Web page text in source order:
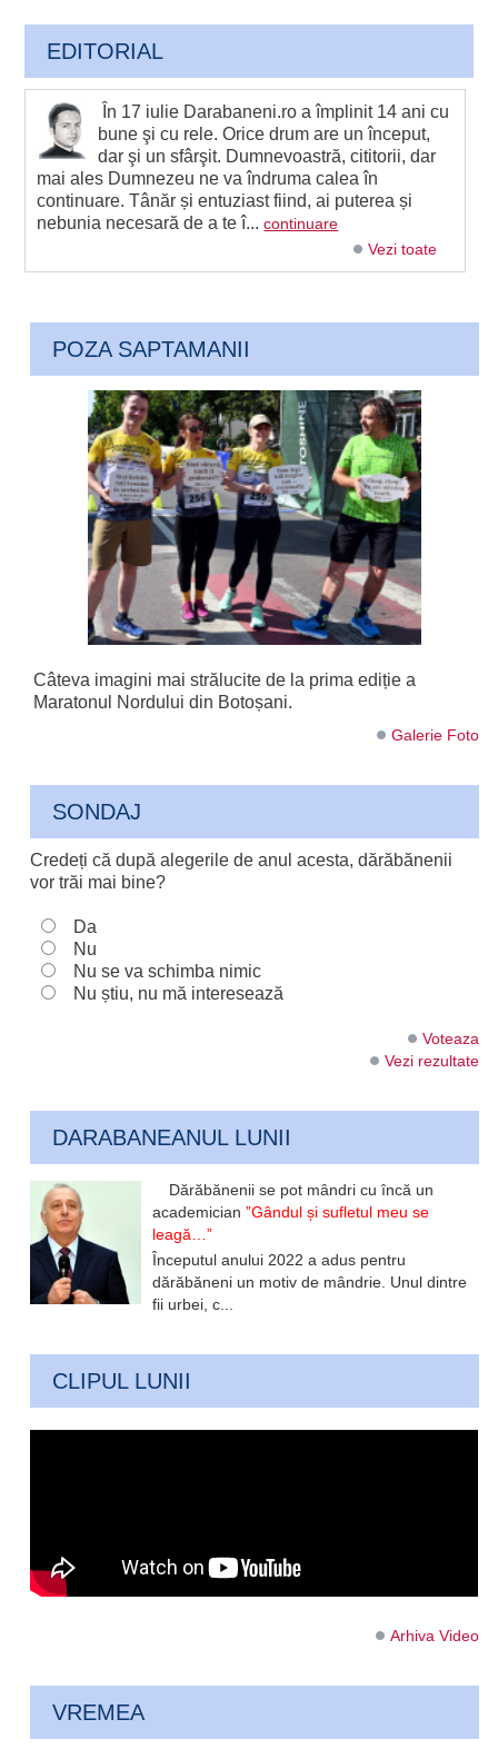
EDITORIAL
În 17 iulie Darabaneni.ro a împlinit 14 ani cu
bune şi cu rele. Orice drum are un început,
dar şi un sfârşit. Dumnevoastră, cititorii, dar
mai ales Dumnezeu ne va îndruma calea în
continuare. Tânăr și entuziast fiind, ai puterea și
nebunia necesară de a te î...continuare
Vezi toate
POZA SAPTAMANII
Câteva imagini mai strălucite de la prima ediție a
Maratonul Nordului din Botoșani.
Galerie Foto
SONDAJ
Credeți că după alegerile de anul acesta, dărăbănenii
vor trăi mai bine?
Da
Nu
Nu se va schimba nimic
Nu știu, nu mă interesează
Voteaza
Vezi rezultate
DARABANEANUL LUNII
Dărăbănenii se pot mândri cu încă un
academician”Gândul și sufletul meu se
leagă…”
Începutul anului 2022 a adus pentru
dărăbăneni un motiv de mândrie. Unul dintre
fii urbei, c...
CLIPUL LUNII
Arhiva Video
VREMEA